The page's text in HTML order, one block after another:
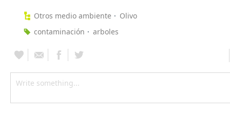
Otros medio ambiente
Olivo
contaminación
arboles